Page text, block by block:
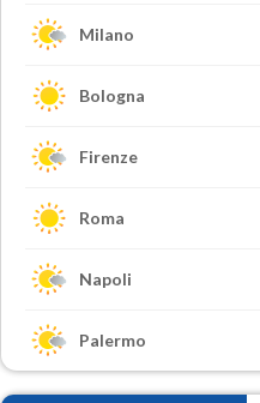
Milano
Bologna
Firenze
Roma
Napoli
Palermo